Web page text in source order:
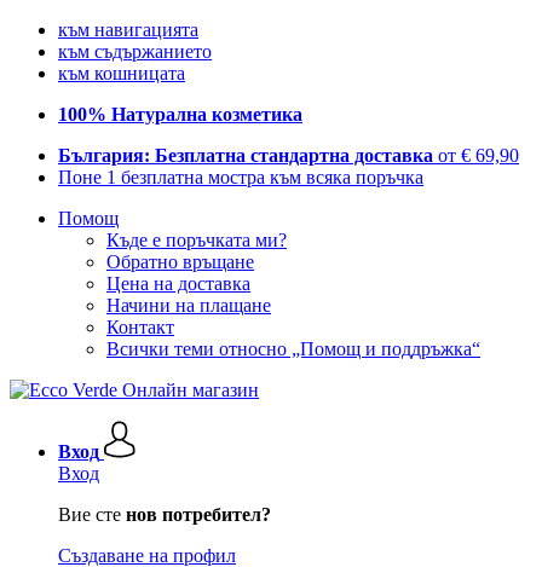
към навигацията
към съдържанието
към кошницата
100% Натурална козметика
България: Безплатна стандартна доставка от € 69,90
Поне 1 безплатна мостра към всяка поръчка
Помощ
Къде е поръчката ми?
Обратно връщане
Цена на доставка
Начини на плащане
Контакт
Всички теми относно „Помощ и поддръжка“
Вход
Вход
Вие сте нов потребител?
Създаване на профил